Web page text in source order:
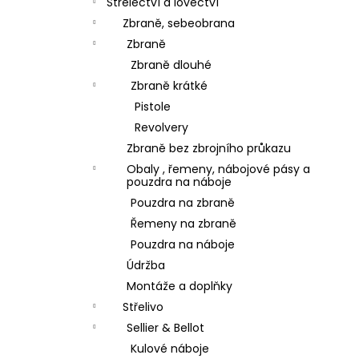
Zbraně, sebeobrana
Zbraně
Zbraně dlouhé
Zbraně krátké
Pistole
Revolvery
Zbraně bez zbrojního průkazu
Obaly , řemeny, nábojové pásy a
pouzdra na náboje
Pouzdra na zbraně
Řemeny na zbraně
Pouzdra na náboje
Údržba
Montáže a doplňky
Střelivo
Sellier & Bellot
Kulové náboje